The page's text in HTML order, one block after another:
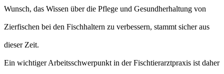
Wunsch, das Wissen über die Pflege und Gesundherhaltung von
Zierfischen bei den Fischhaltern zu verbessern, stammt sicher aus
dieser Zeit.
Ein wichtiger Arbeitsschwerpunkt in der Fischtierarztpraxis ist daher